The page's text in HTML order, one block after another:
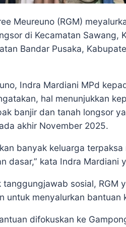
Meureuno (RGM)
di Kecamatan Sawang,
Bandar Pusaka,
Indra Mardiani MPd
hal menunjukkan
banjir dan tanah longsor
akhir November 2025.
banyak keluarga
dasar,” kata Indra Mardiani
sosial, RGM
untuk menyalurkan bantuan
difokuskan ke